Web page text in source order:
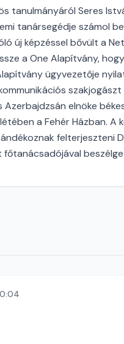
tanulmányáról Seres
tanársegédje számol
új képzéssel bővült a
a One Alapítvány,
ügyvezetője
szakjogászt
elnöke
a Fehér Házban.
felterjeszteni
főtanácsadójával